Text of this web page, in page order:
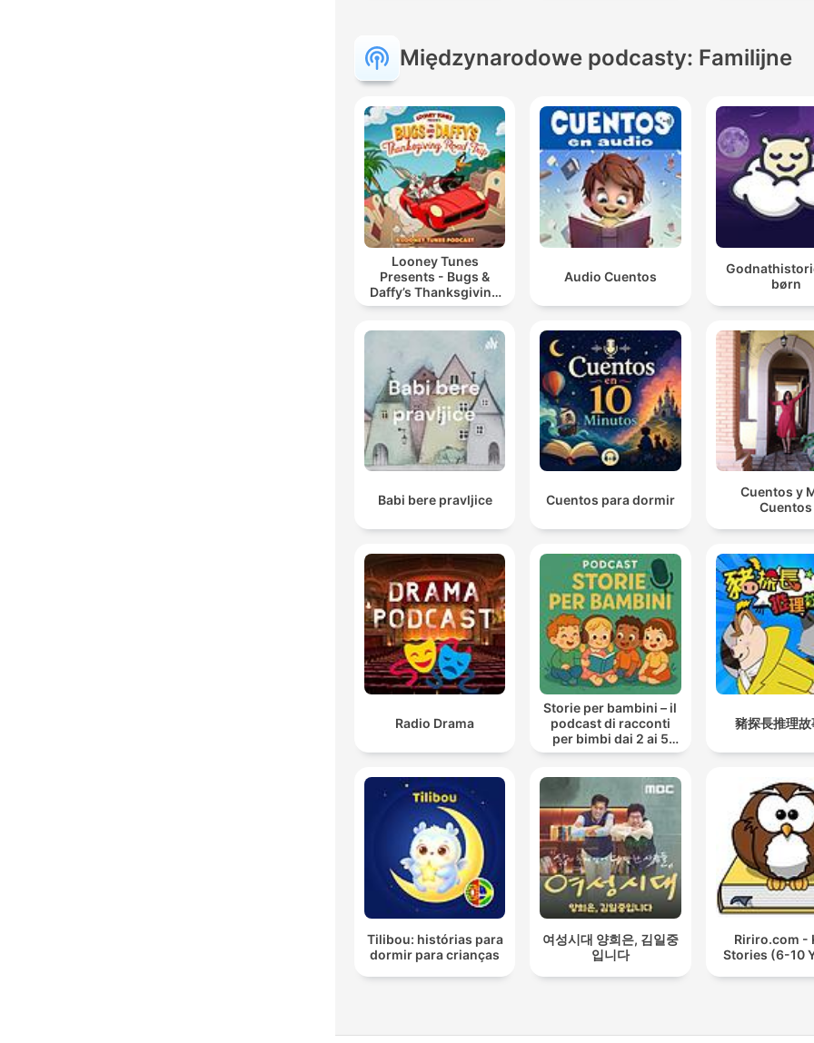
Międzynarodowe podcasty: Familijne
Looney Tunes
Presents - Bugs &
Daffy’s Thanksgiving
Road Trip
Audio Cuentos
børn
Babi bere pravljice Cuentos para dormir
Cuentos y
Cuentos
Radio Drama
Storie per bambini – il
podcast di racconti
per bimbi dai 2 ai 5
anni
豬探長推理
Tilibou: histórias para
dormir para crianças
여성시대 양희은, 김일중
입니다
Ririro.com -
Stories (6-10